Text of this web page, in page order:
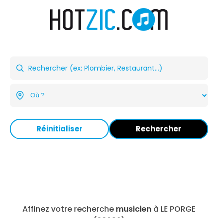
Réinitialiser Rechercher
Affinez votre recherche musicien à LE PORGE